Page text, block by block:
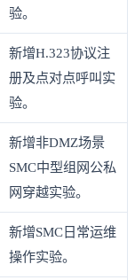
验。
新增H.323协议注
册及点对点呼叫实
验。
新增非DMZ场景
SMC中型组网公私
网穿越实验。
新增SMC日常运维
操作实验。